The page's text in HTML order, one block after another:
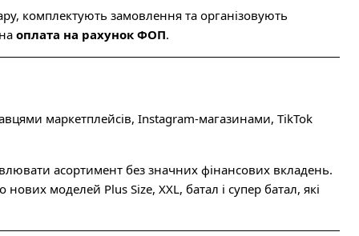
комплектують замовлення та організовують
оплата на рахунок ФОП.
маркетплейсів, Instagram-магазинами, TikTok
асортимент без значних фінансових вкладень.
моделей Plus Size, XXL, батал і супер батал, які